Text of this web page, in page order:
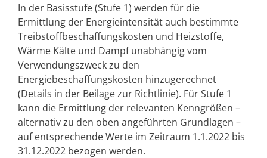
In der Basisstufe (Stufe 1) werden für die
Ermittlung der Energieintensität auch bestimmte
Treibstoffbeschaffungskosten und Heizstoffe,
Wärme Kälte und Dampf unabhängig vom
Verwendungszweck zu den
Energiebeschaffungskosten hinzugerechnet
(Details in der Beilage zur Richtlinie). Für Stufe 1
kann die Ermittlung der relevanten Kenngrößen –
alternativ zu den oben angeführten Grundlagen –
auf entsprechende Werte im Zeitraum 1.1.2022 bis
31.12.2022 bezogen werden.